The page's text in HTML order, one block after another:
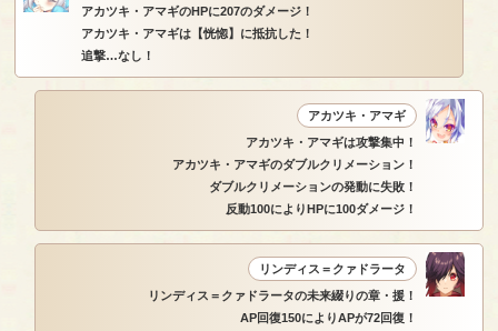
アカツキ・アマギのHPに207のダメージ！
アカツキ・アマギは【恍惚】に抵抗した！
追撃…なし！
アカツキ・アマギ
アカツキ・アマギは攻撃集中！
アカツキ・アマギのダブルクリメーション！
ダブルクリメーションの発動に失敗！
反動100によりHPに100ダメージ！
リンディス＝クァドラータ
リンディス＝クァドラータの未来綴りの章・援！
AP回復150によりAPが72回復！